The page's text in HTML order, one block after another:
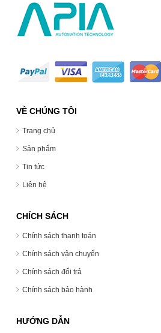
VỀ CHÚNG TÔI
Trang chủ
Sản phẩm
Tin tức
Liên hệ
CHÍCH SÁCH
Chính sách thanh toán
Chính sách vận chuyển
Chính sách đổi trả
Chính sách bảo hành
HƯỚNG DẪN